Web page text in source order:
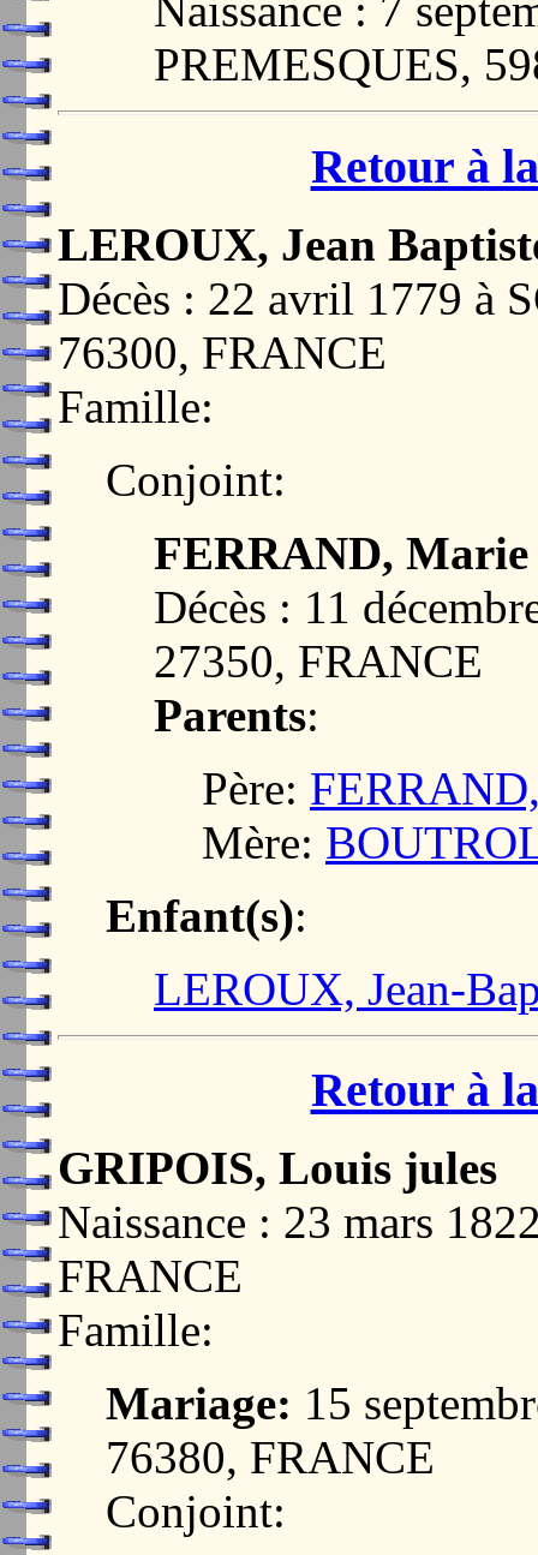
Naissance : 7
PREMESQUES,
Retour à
LEROUX, Jean
Décès : 22 avril 1779 à
76300, FRANCE
Famille:
Conjoint:
FERRAND,
Décès : 11
27350, FRANCE
Parents:
Père:
Mère:
Enfant(s):
LEROUX, Jean-
Retour à
GRIPOIS, Louis jules
Naissance : 23 mars
FRANCE
Famille:
Mariage: 15
76380, FRANCE
Conjoint: